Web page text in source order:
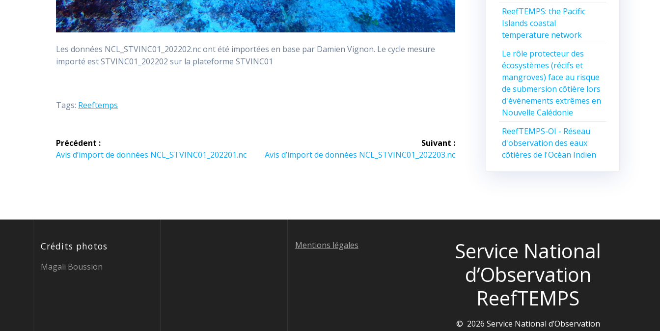
Les données NCL_STVINC01_202202.nc ont été importées en base par Damien Vignon. Le cycle mesure
importé est STVINC01_202202 sur la plateforme STVINC01
Tags: Reeftemps
Navigation
de
Précédent :
Article
Avis d’import de données NCL_STVINC01_202201.nc
Suivant :
Article
Avis d’import de données NCL_STVINC01_202203.nc
ReefTEMPS: the Pacific
Islands coastal
temperature network
Le rôle protecteur des
écosystèmes (récifs et
mangroves) face au risque
de submersion côtière lors
d'évènements extrêmes en
Nouvelle Calédonie
ReefTEMPS-OI - Réseau
d'observation des eaux
côtières de l'Océan Indien
Crédits photos
Magali Boussion
Mentions légales
Service National
d’Observation
ReefTEMPS
© 2026 Service National d’Observation